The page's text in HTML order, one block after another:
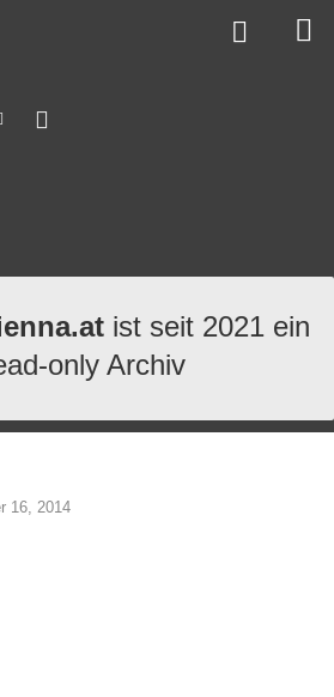
ist seit 2021 ein
only Archiv
16, 2014